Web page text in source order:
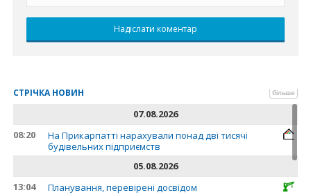
СТРІЧКА НОВИН більше
07.08.2026
08:20
На Прикарпатті нарахували понад дві тисячі
будівельних підприємств
05.08.2026
13:04
Планування, перевірені досвідом